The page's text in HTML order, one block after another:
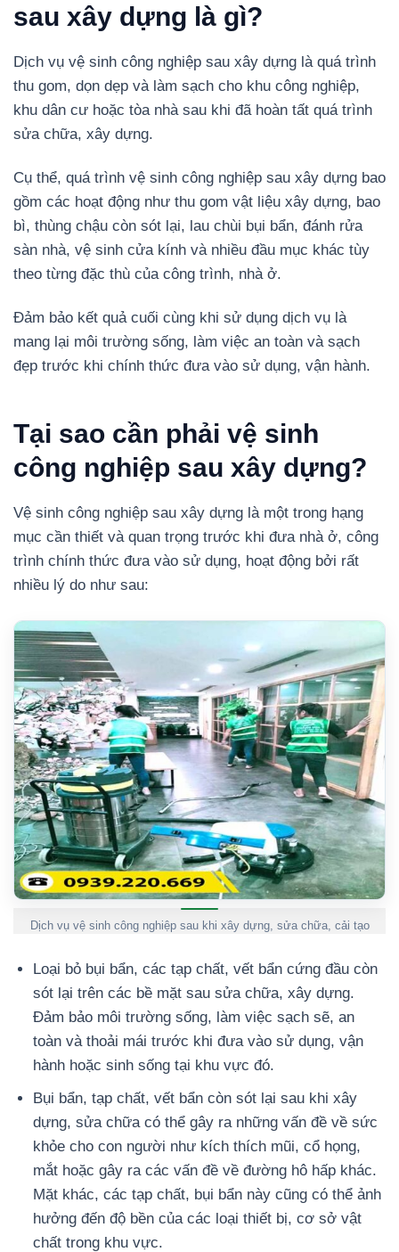
sau xây dựng là gì?
Dịch vụ vệ sinh công nghiệp sau xây dựng là quá trình
thu gom, dọn dẹp và làm sạch cho khu công nghiệp,
khu dân cư hoặc tòa nhà sau khi đã hoàn tất quá trình
sửa chữa, xây dựng.
Cụ thể, quá trình vệ sinh công nghiệp sau xây dựng bao
gồm các hoạt động như thu gom vật liệu xây dựng, bao
bì, thùng chậu còn sót lại, lau chùi bụi bẩn, đánh rửa
sàn nhà, vệ sinh cửa kính và nhiều đầu mục khác tùy
theo từng đặc thù của công trình, nhà ở.
Đảm bảo kết quả cuối cùng khi sử dụng dịch vụ là
mang lại môi trường sống, làm việc an toàn và sạch
đẹp trước khi chính thức đưa vào sử dụng, vận hành.
Tại sao cần phải vệ sinh
công nghiệp sau xây dựng?
Vệ sinh công nghiệp sau xây dựng là một trong hạng
mục cần thiết và quan trọng trước khi đưa nhà ở, công
trình chính thức đưa vào sử dụng, hoạt động bởi rất
nhiều lý do như sau:
Dịch vụ vệ sinh công nghiệp sau khi xây dựng, sửa chữa, cải tạo
Loại bỏ bụi bẩn, các tạp chất, vết bẩn cứng đầu còn
sót lại trên các bề mặt sau sửa chữa, xây dựng.
Đảm bảo môi trường sống, làm việc sạch sẽ, an
toàn và thoải mái trước khi đưa vào sử dụng, vận
hành hoặc sinh sống tại khu vực đó.
Bụi bẩn, tạp chất, vết bẩn còn sót lại sau khi xây
dựng, sửa chữa có thể gây ra những vấn đề về sức
khỏe cho con người như kích thích mũi, cổ họng,
mắt hoặc gây ra các vấn đề về đường hô hấp khác.
Mặt khác, các tạp chất, bụi bẩn này cũng có thể ảnh
hưởng đến độ bền của các loại thiết bị, cơ sở vật
chất trong khu vực.